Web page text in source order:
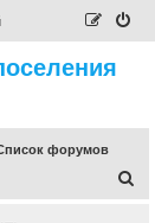
форумов